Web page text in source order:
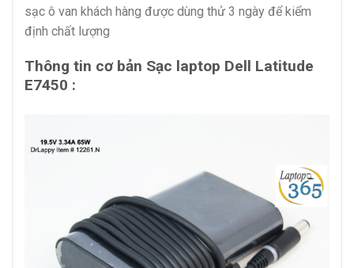
sạc ô van khách hàng được dùng thử 3 ngày để kiểm
định chất lượng
Thông tin cơ bản Sạc laptop Dell Latitude
E7450 :